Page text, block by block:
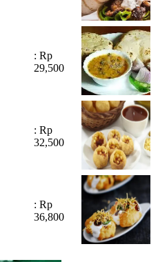
: Rp
29,500
: Rp
32,500
: Rp
36,800